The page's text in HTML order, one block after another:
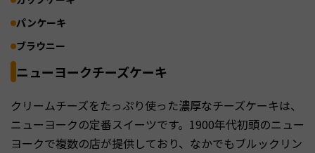
パンケーキ
ブラウニー
ニューヨークチーズケーキ
クリームチーズをたっぷり使った濃厚なチーズケーキは、
ニューヨークの定番スイーツです。1900年代初頭のニュー
ヨークで複数の店が提供しており、なかでもブルックリン